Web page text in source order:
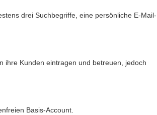
drei Suchbegriffe, eine persönliche E-Mail-
ihre Kunden eintragen und betreuen, jedoch
Basis-Account.